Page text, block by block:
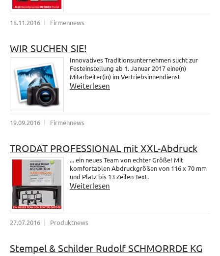
18.11.2016 Firmennews
WIR SUCHEN SIE!
Innovatives Traditionsunternehmen sucht zur
Festeinstellung ab 1. Januar 2017 eine(n)
Mitarbeiter(in) im Vertriebsinnendienst
Weiterlesen
19.09.2016 Firmennews
TRODAT PROFESSIONAL mit XXL-Abdruck
... ein neues Team von echter Größe! Mit
komfortablen Abdruckgrößen von 116 x 70 mm
und Platz bis 13 Zeilen Text.
Weiterlesen
27.07.2016 Produktnews
Stempel & Schilder Rudolf SCHMORRDE KG